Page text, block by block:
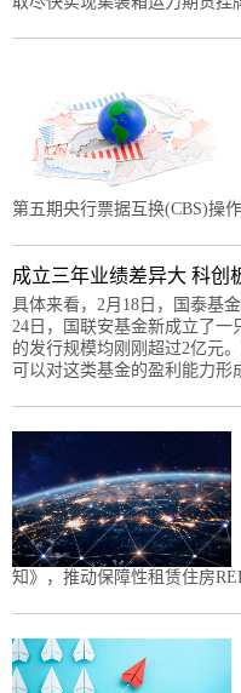
第五期央行票据互换(CBS)操作
成立三年业绩差异大 科创
具体来看，2月18日，国泰基
24日，国联安基金新成立了
的发行规模均刚刚超过2亿元
可以对这类基金的盈利能力形
知》，推动保障性租赁住房